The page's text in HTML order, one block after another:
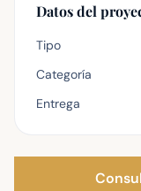
Datos del
Tipo
Categoría
Entrega